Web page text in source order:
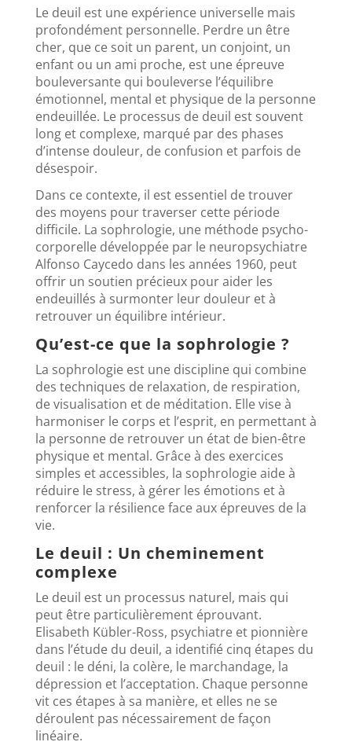
Le deuil est une expérience universelle mais
profondément personnelle. Perdre un être
cher, que ce soit un parent, un conjoint, un
enfant ou un ami proche, est une épreuve
bouleversante qui bouleverse l’équilibre
émotionnel, mental et physique de la personne
endeuillée. Le processus de deuil est souvent
long et complexe, marqué par des phases
d’intense douleur, de confusion et parfois de
désespoir.
Dans ce contexte, il est essentiel de trouver
des moyens pour traverser cette période
difficile. La sophrologie, une méthode psycho-
corporelle développée par le neuropsychiatre
Alfonso Caycedo dans les années 1960, peut
offrir un soutien précieux pour aider les
endeuillés à surmonter leur douleur et à
retrouver un équilibre intérieur.
Qu’est-ce que la sophrologie ?
La sophrologie est une discipline qui combine
des techniques de relaxation, de respiration,
de visualisation et de méditation. Elle vise à
harmoniser le corps et l’esprit, en permettant à
la personne de retrouver un état de bien-être
physique et mental. Grâce à des exercices
simples et accessibles, la sophrologie aide à
réduire le stress, à gérer les émotions et à
renforcer la résilience face aux épreuves de la
vie.
Le deuil : Un cheminement
complexe
Le deuil est un processus naturel, mais qui
peut être particulièrement éprouvant.
Elisabeth Kübler-Ross, psychiatre et pionnière
dans l’étude du deuil, a identifié cinq étapes du
deuil : le déni, la colère, le marchandage, la
dépression et l’acceptation. Chaque personne
vit ces étapes à sa manière, et elles ne se
déroulent pas nécessairement de façon
linéaire.